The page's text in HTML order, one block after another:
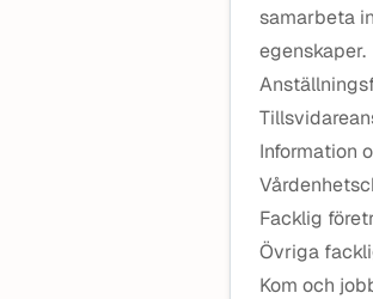
samarbeta
egenskaper.
Information
Facklig
Övriga
Kom och